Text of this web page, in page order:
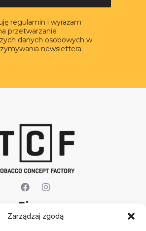
Zarządzaj zgodą
regulamin i wyrażam
przetwarzanie
danych osobowych w
newslettera.
Firma